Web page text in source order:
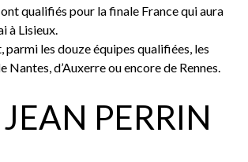
qualifiés pour la finale France qui aura
à Lisieux.
les douze équipes qualifiées, les
Nantes, d’Auxerre ou encore de Rennes.
JEAN PERRIN